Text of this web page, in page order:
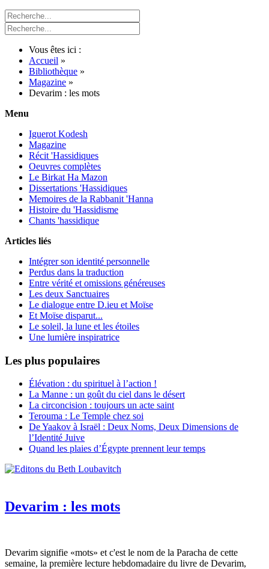
Vous êtes ici :
Accueil »
Bibliothèque »
Magazine »
Devarim : les mots
Menu
Iguerot Kodesh
Magazine
Récit 'Hassidiques
Oeuvres complètes
Le Birkat Ha Mazon
Dissertations 'Hassidiques
Memoires de la Rabbanit 'Hanna
Histoire du 'Hassidisme
Chants 'hassidique
Articles liés
Intégrer son identité personnelle
Perdus dans la traduction
Entre vérité et omissions généreuses
Les deux Sanctuaires
Le dialogue entre D.ieu et Moïse
Et Moïse disparut...
Le soleil, la lune et les étoiles
Une lumière inspiratrice
Les plus populaires
Élévation : du spirituel à l’action !
La Manne : un goût du ciel dans le désert
La circoncision : toujours un acte saint
Terouma : Le Temple chez soi
De Yaakov à Israël : Deux Noms, Deux Dimensions de
l’Identité Juive
Quand les plaies d’Égypte prennent leur temps
Devarim : les mots
Devarim signifie «mots» et c'est le nom de la Paracha de cette
semaine, la première lecture hebdomadaire du livre de Devarim,